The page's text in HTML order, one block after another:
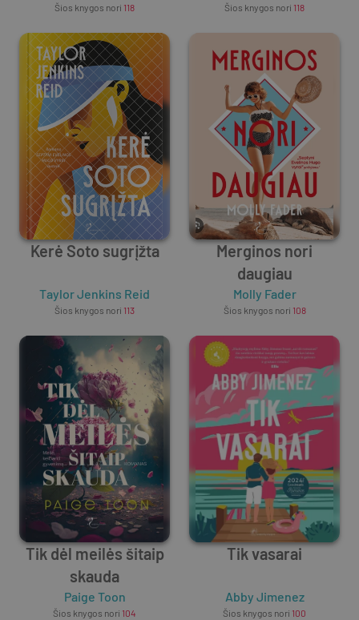
Šios knygos nori 118 Šios knygos nori 118
Kerė Soto sugrįžta
Taylor Jenkins Reid
Šios knygos nori 113
Merginos nori
daugiau
Molly Fader
Šios knygos nori 108
Tik dėl meilės šitaip
skauda
Paige Toon
Šios knygos nori 104
Tik vasarai
Abby Jimenez
Šios knygos nori 100